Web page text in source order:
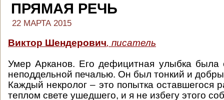
ПРЯМАЯ РЕЧЬ
22 МАРТА 2015
Виктор Шендерович, писатель
Умер Арканов. Его дефицитная улыбка была
неподдельной печалью. Он был тонкий и
Каждый некролог – это попытка оставшегося
теплом свете ушедшего, и я не избегу этого